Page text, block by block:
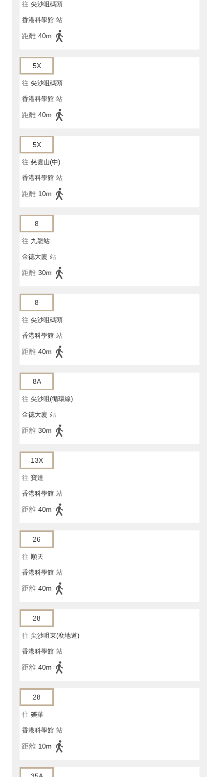
往 尖沙咀碼頭
香港科學館 站
距離 40m
5X
往 尖沙咀碼頭
香港科學館 站
距離 40m
5X
往 慈雲山(中)
香港科學館 站
距離 10m
8
往 九龍站
金德大廈 站
距離 30m
8
往 尖沙咀碼頭
香港科學館 站
距離 40m
8A
往 尖沙咀(循環線)
金德大廈 站
距離 30m
13X
往 寶達
香港科學館 站
距離 40m
26
往 順天
香港科學館 站
距離 40m
28
往 尖沙咀東(麼地道)
香港科學館 站
距離 40m
28
往 樂華
香港科學館 站
距離 10m